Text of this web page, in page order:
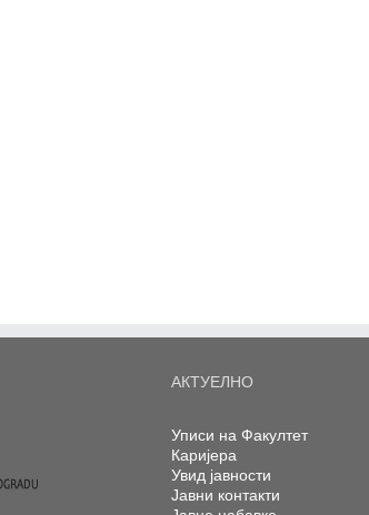
АКТУЕЛНО
Уписи на Факултет
Каријера
Увид јавности
Јавни контакти